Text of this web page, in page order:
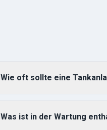
Wie oft sollte eine
Was ist in der Wartung